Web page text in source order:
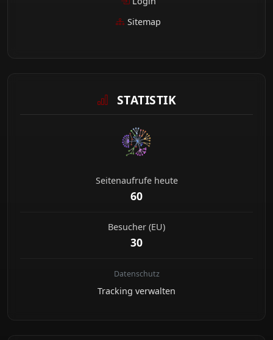
Sitemap
STATISTIK
Seitenaufrufe heute
60
Besucher (EU)
30
Datenschutz
Tracking verwalten